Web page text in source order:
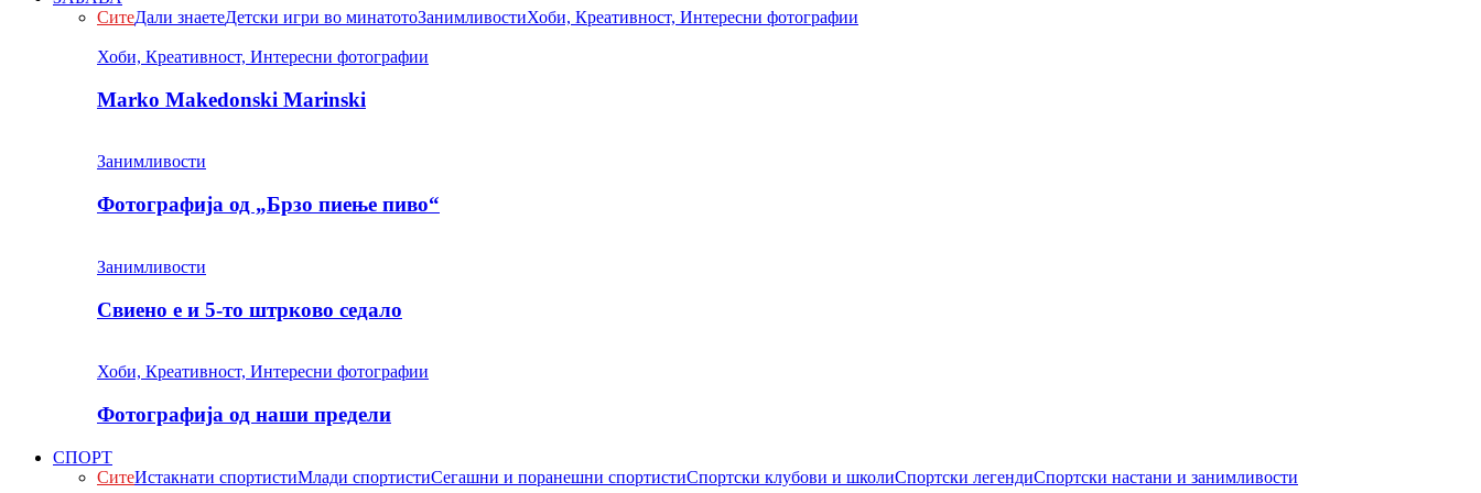
СитеДали знаетеДетски игри во минатотоЗанимливостиХоби, Креативност, Интересни фотографии
Хоби, Креативност, Интересни фотографии
Marko Makedonski Marinski
Занимливости
Фотографија од „Брзо пиење пиво“
Занимливости
Свиено е и 5-то штрково седало
Хоби, Креативност, Интересни фотографии
Фотографија од наши предели
СПОРТ
СитеИстакнати спортистиМлади спортистиСегашни и поранешни спортистиСпортски клубови и школиСпортски легендиСпортски настани и занимливости